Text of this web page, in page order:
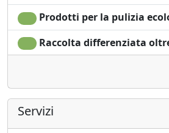
Prodotti per la pulizia
Raccolta differenziata
Servizi